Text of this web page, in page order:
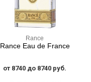
Rance
Rance Eau de France
от 8740 до 8740 руб.